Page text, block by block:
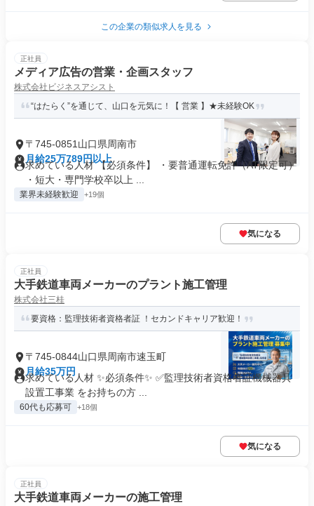
この企業の類似求人を見る
正社員
メディア広告の営業・企画スタッフ
株式会社ビジネスアシスト
“はたらく”を通じて、山口を元気に！【 営業 】★未経験OK
〒745-0851山口県周南市
月給25万789円以上
求めている人材 【必須条件】 ・要普通運転免許（AT限定可）
・短大・専門学校卒以上 ...
業界未経験歓迎 +19個
気になる
正社員
大手鉄道車両メーカーのプラント施工管理
株式会社三桂
要資格：監理技術者資格者証 ！セカンドキャリア歓迎！
〒745-0844山口県周南市速玉町
月給35万円
求めている人材 ✨必須条件✨ ✅監理技術者資格者証機械器具
設置工事業 をお持ちの方 ...
60代も応募可 +18個
気になる
正社員
大手鉄道車両メーカーの施工管理